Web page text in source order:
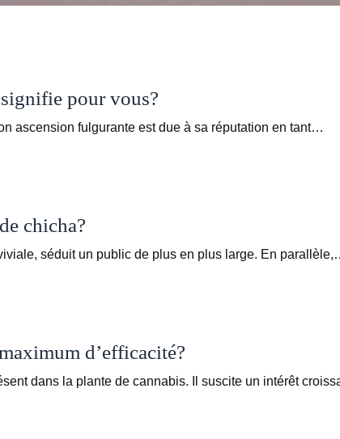
pour vous?
ascension fulgurante est due à sa réputation en tant…
chicha?
séduit un public de plus en plus large. En
d’efficacité?
dans la plante de cannabis. Il suscite un intérêt